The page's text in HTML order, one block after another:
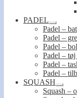
PADEL
Udfold
Padel – bat
Padel –
Padel –
Padel – tøj
Padel –
Padel –
SQUASH
Udfold
Squash –